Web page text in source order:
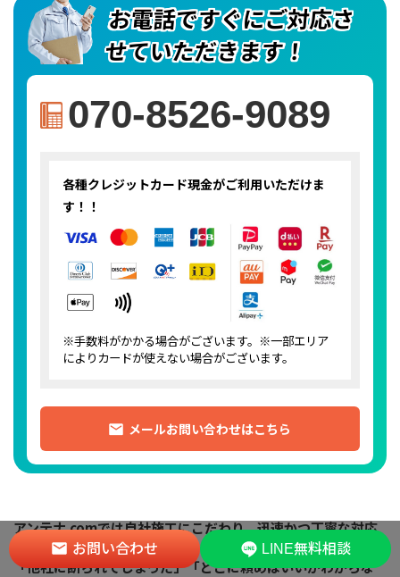
お問い合わせ LINE無料相談
お電話ですぐにご対応さ
せていただきます！
070-8526-9089
メールお問い合わせはこちら
各種クレジットカード現金がご利用いただけま
す！！
※手数料がかかる場合がございます。※一部エリア
によりカードが使えない場合がございます。
アンテナ.comでは自社施工にこだわり、迅速かつ丁寧な対応
を心がけています。
「他社に断られてしまった」「どこに頼めばいいかわからな